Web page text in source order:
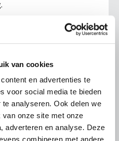
van cookies
en advertenties te
voor social media te bieden
analyseren. Ook delen we
onze site met onze
adverteren en analyse. Deze
Lees meer